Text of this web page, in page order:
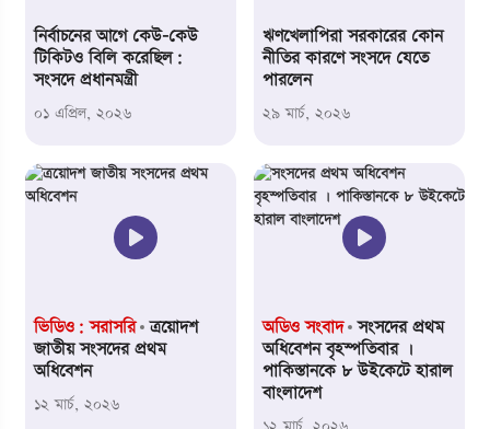
নির্বাচনের আগে কেউ-কেউ
টিকিটও বিলি করেছিল:
সংসদে প্রধানমন্ত্রী
০১ এপ্রিল, ২০২৬
ঋণখেলাপিরা সরকারের কোন
নীতির কারণে সংসদে যেতে
পারলেন
২৯ মার্চ, ২০২৬
ভিডিও: সরাসরি ত্রয়োদশ
জাতীয় সংসদের প্রথম
অধিবেশন
১২ মার্চ, ২০২৬
অডিও সংবাদ সংসদের প্রথম
অধিবেশন বৃহস্পতিবার ।
পাকিস্তানকে ৮ উইকেটে হারাল
বাংলাদেশ